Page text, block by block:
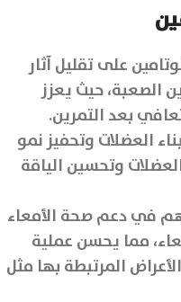
على تقليل آثار
الصعبة، حيث يعزز
بعد التمرين.
العضلات وتحفيز نمو
وتحسين الياقة
في دعم صحة الأمعاء
مما يحسن عملية
المرتبطة بها مثل